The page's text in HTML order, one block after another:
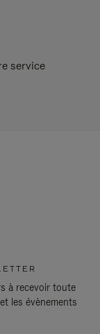
service
à recevoir toute
les évènements